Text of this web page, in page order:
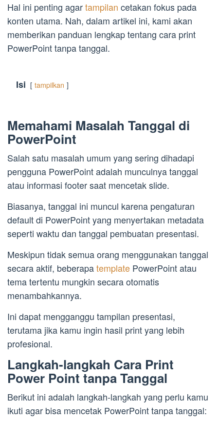
Hal ini penting agartampilan cetakan fokus pada
konten utama. Nah, dalam artikel ini, kami akan
memberikan panduan lengkap tentang cara print
PowerPoint tanpa tanggal.
Isi tampilkan
Memahami Masalah Tanggal di
PowerPoint
Salah satu masalah umum yang sering dihadapi
pengguna PowerPoint adalah munculnya tanggal
atau informasi footer saat mencetak slide.
Biasanya, tanggal ini muncul karena pengaturan
default di PowerPoint yang menyertakan metadata
seperti waktu dan tanggal pembuatan presentasi.
Meskipun tidak semua orang menggunakan tanggal
secara aktif, beberapatemplate PowerPoint atau
tema tertentu mungkin secara otomatis
menambahkannya.
Ini dapat mengganggu tampilan presentasi,
terutama jika kamu ingin hasil print yang lebih
profesional.
Langkah-langkah Cara Print
Power Point tanpa Tanggal
Berikut ini adalah langkah-langkah yang perlu kamu
ikuti agar bisa mencetak PowerPoint tanpa tanggal: